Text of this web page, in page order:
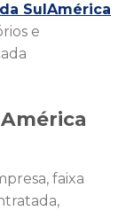
SulAmérica
e
faixa